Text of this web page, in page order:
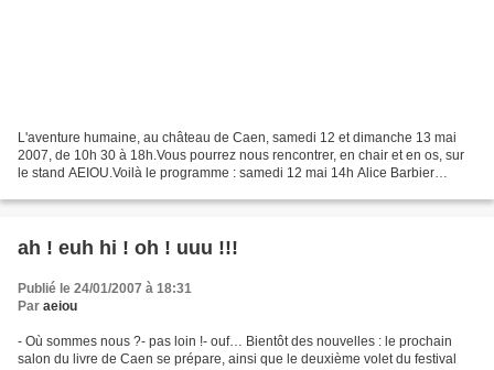
L'aventure humaine, au château de Caen, samedi 12 et dimanche 13 mai
2007, de 10h 30 à 18h.Vous pourrez nous rencontrer, en chair et en os, sur
le stand AEIOU.Voilà le programme : samedi 12 mai 14h Alice Barbier
ah ! euh hi ! oh ! uuu !!!
Publié le 24/01/2007 à 18:31
Par aeiou
- Où sommes nous ?- pas loin !- ouf… Bientôt des nouvelles : le prochain
salon du livre de Caen se prépare, ainsi que le deuxième volet du festival